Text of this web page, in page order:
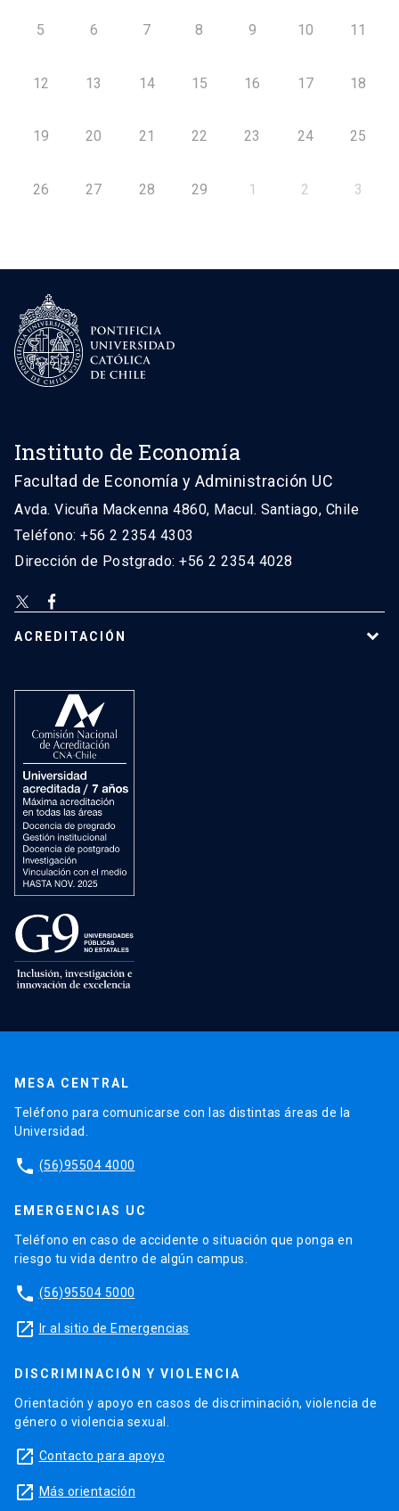
5 6 7 8 9 10 11
12 13 14 15 16 17 18
19 20 21 22 23 24 25
26 27 28 29 1 2 3
Instituto de Economía
Facultad de Economía y Administración UC
Avda. Vicuña Mackenna 4860, Macul. Santiago, Chile
Teléfono: +56 2 2354 4303
Dirección de Postgrado: +56 2 2354 4028
ACREDITACIÓN
MESA CENTRAL
Teléfono para comunicarse con las distintas áreas de la
Universidad.
phone (56)95504 4000
EMERGENCIAS UC
Teléfono en caso de accidente o situación que ponga en
riesgo tu vida dentro de algún campus.
phone (56)95504 5000
launch Ir al sitio de Emergencias
DISCRIMINACIÓN Y VIOLENCIA
Orientación y apoyo en casos de discriminación, violencia de
género o violencia sexual.
launch Contacto para apoyo
launch Más orientación